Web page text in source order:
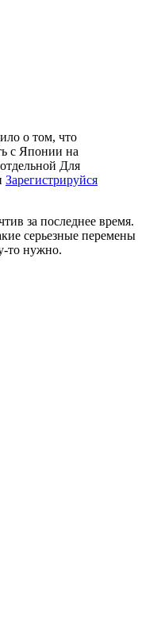
о том, что
с Японии на
Для
Зарегистрируйся
за последнее время.
серьезные перемены
то нужно.